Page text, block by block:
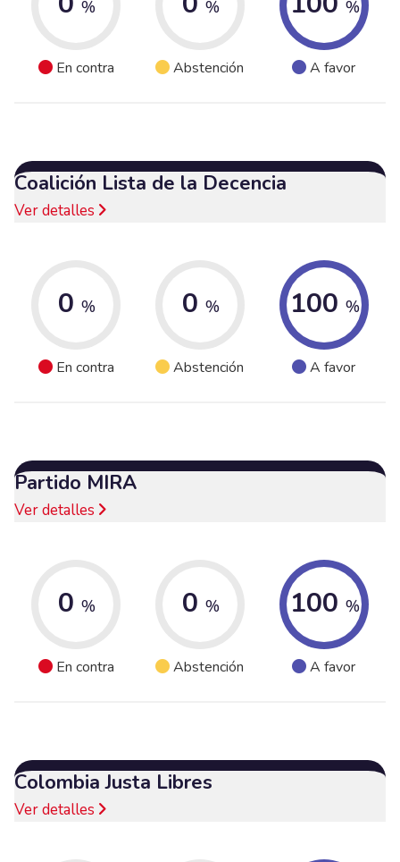
%
En contra
%
Abstención
%
A favor
Coalición Lista de la Decencia
Ver detalles
0 %
En contra
0 %
Abstención
100 %
A favor
Partido MIRA
Ver detalles
0 %
En contra
0 %
Abstención
100 %
A favor
Colombia Justa Libres
Ver detalles